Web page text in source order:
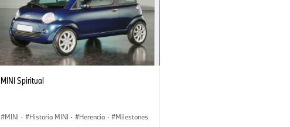
MINI Spiritual
MINI · Historia MINI · Herencia · Milestones